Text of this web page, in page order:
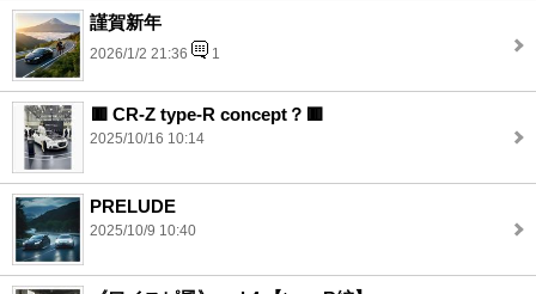
謹賀新年
2026/1/2 21:36 1
🟥 CR-Z type-R concept？🟥
2025/10/16 10:14
PRELUDE
2025/10/9 10:40